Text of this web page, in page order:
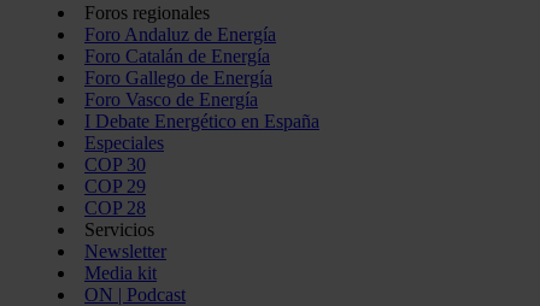
Foros regionales
Foro Andaluz de Energía
Foro Catalán de Energía
Foro Gallego de Energía
Foro Vasco de Energía
I Debate Energético en España
Especiales
COP 30
COP 29
COP 28
Servicios
Newsletter
Media kit
ON | Podcast